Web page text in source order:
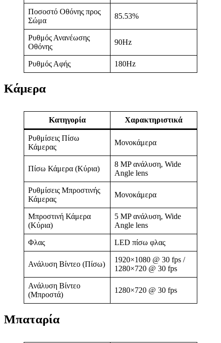
Ποσοστό Οθόνης προς
Σώμα
85.53%
Ρυθμός Ανανέωσης
Οθόνης
90Hz
Ρυθμός Αφής 180Hz
Κάμερα
Κατηγορία Χαρακτηριστικά
Ρυθμίσεις Πίσω
Κάμερας
Μονοκάμερα
Πίσω Κάμερα (Κύρια)
8 MP ανάλυση, Wide
Angle lens
Ρυθμίσεις Μπροστινής
Κάμερας
Μονοκάμερα
Μπροστινή Κάμερα
(Κύρια)
5 MP ανάλυση, Wide
Angle lens
Φλας LED πίσω φλας
Ανάλυση Βίντεο (Πίσω)
1920×1080 @ 30 fps /
1280×720 @ 30 fps
Ανάλυση Βίντεο
(Μπροστά)
1280×720 @ 30 fps
Μπαταρία